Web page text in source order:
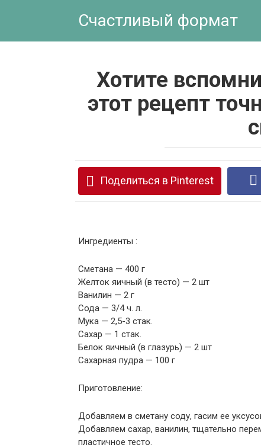
Счастливый формат
Хотите
этот рецепт
Поделиться в Pinterest
Ингредиенты :
Сметана — 400 г
Желток яичный (в тесто) — 2 шт
Ванилин — 2 г
Сода — 3/4 ч. л.
Мука — 2,5-3 стак.
Сахар — 1 стак.
Белок яичный (в глазурь) — 2 шт
Сахарная пудра — 100 г
Приготовление:
Добавляем в сметану соду, гасим ее
Добавляем сахар, ванилин, тщательно
пластичное тесто.